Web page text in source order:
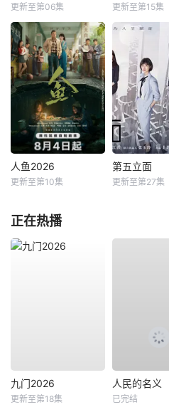
更新至第06集 更新至第15集
人鱼2026
更新至第10集
第五立面
更新至第27集
正在热播
九门2026
更新至第18集
人民的名义
已完结